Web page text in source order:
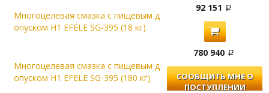
Многоцелевая смазка с пищевым д
опуском Н1 EFELE SG-395 (18 кг)
92 151
Многоцелевая смазка с пищевым д
опуском Н1 EFELE SG-395 (180 кг)
780 940
СООБЩИТЬ МНЕ О
ПОСТУПЛЕНИИ